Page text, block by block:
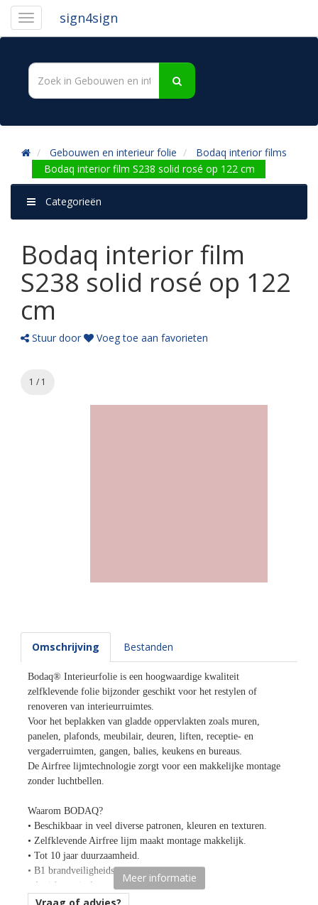
sign4sign
Gebouwen en interieur folie
Bodaq interior films
Bodaq interior film S238 solid rosé op 122 cm
Categorieën
Bodaq interior film
S238 solid rosé op 122
cm
Stuur door Voeg toe aan favorieten
1 / 1
Omschrijving Bestanden
Bodaq® Interieurfolie is een hoogwaardige kwaliteit
zelfklevende folie bijzonder geschikt voor het restylen of
renoveren van interieurruimtes.
Voor het beplakken van gladde oppervlakten zoals muren,
panelen, plafonds, meubilair, deuren, liften, receptie- en
vergaderruimten, gangen, balies, keukens en bureaus.
De Airfree lijmtechnologie zorgt voor een makkelijke montage
zonder luchtbellen.
Waarom BODAQ?
• Beschikbaar in veel diverse patronen, kleuren en texturen.
• Zelfklevende Airfree lijm maakt montage makkelijk.
• Tot 10 jaar duurzaamheid.
• B1 brandveiligheidscertificaat.
• Anti-bacterieel oppervlak.
• Bestand tegen krassen, vocht, bacteriën, schimmels,
Meer informatie